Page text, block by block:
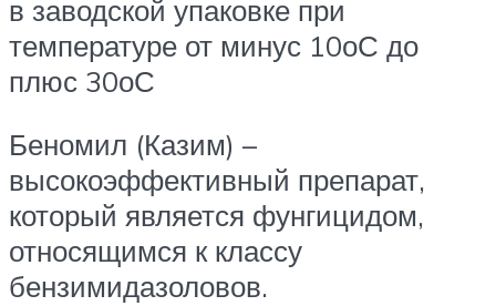
в заводской упаковке при
температуре от минус 10оС до
плюс 30оС
Беномил (Казим) –
высокоэффективный препарат,
который является фунгицидом,
относящимся к классу
бензимидазоловов.